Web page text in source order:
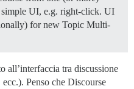
simple UI, e.g. right-click. UI
for new Topic Multi-
all’interfaccia tra discussione
Penso che Discourse